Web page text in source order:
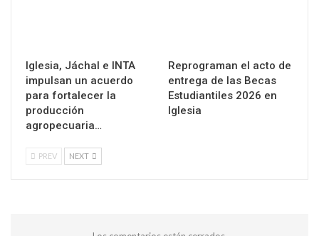
Iglesia, Jáchal e INTA
impulsan un acuerdo
para fortalecer la
producción
agropecuaria…
Reprograman el acto de
entrega de las Becas
Estudiantiles 2026 en
Iglesia
PREV NEXT